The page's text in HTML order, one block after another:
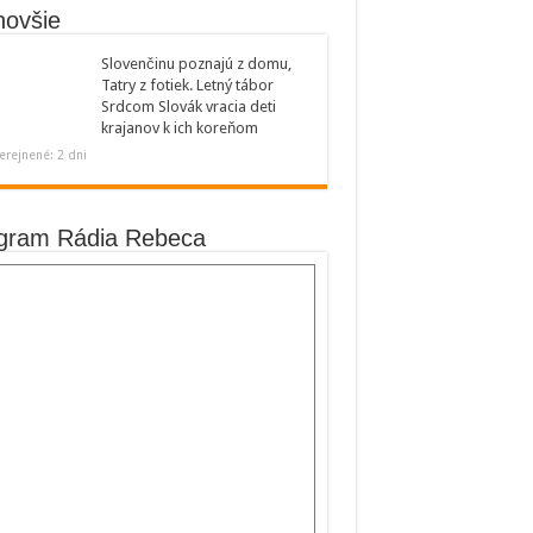
Slovenčinu poznajú z domu,
Tatry z fotiek. Letný tábor
Srdcom Slovák vracia deti
krajanov k ich koreňom
2 dni
Rádia Rebeca